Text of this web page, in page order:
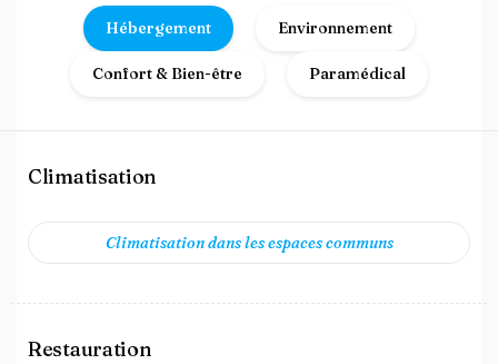
Hébergement Environnement
Confort & Bien-être Paramédical
Climatisation
Climatisation dans les espaces communs
Restauration